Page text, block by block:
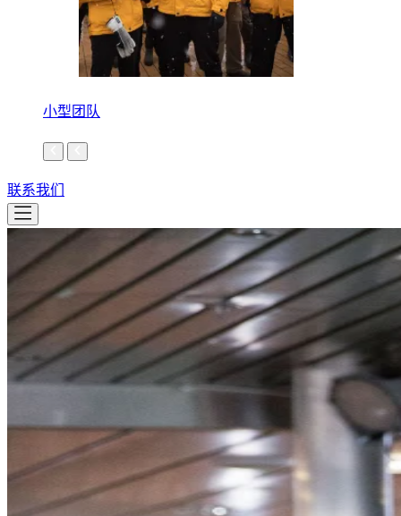
小型团队
联系我们